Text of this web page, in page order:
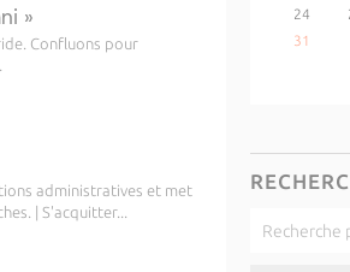
»
Confluons pour
administratives et met
| S'acquitter...
24
31